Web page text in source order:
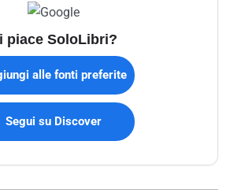
piace SoloLibri?
alle fonti preferite
Segui su Discover